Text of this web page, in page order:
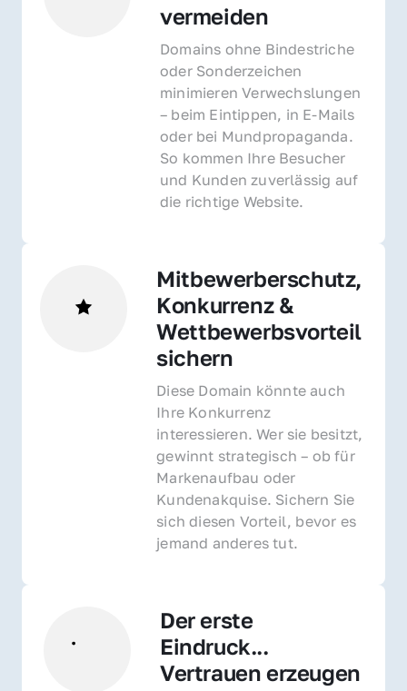
vermeiden
Domains ohne Bindestriche
oder Sonderzeichen
minimieren Verwechslungen
– beim Eintippen, in E-Mails
oder bei Mundpropaganda.
So kommen Ihre Besucher
und Kunden zuverlässig auf
die richtige Website.
Mitbewerberschutz,
Konkurrenz &
Wettbewerbsvorteil
sichern
Diese Domain könnte auch
Ihre Konkurrenz
interessieren. Wer sie besitzt,
gewinnt strategisch – ob für
Markenaufbau oder
Kundenakquise. Sichern Sie
sich diesen Vorteil, bevor es
jemand anderes tut.
Der erste
Eindruck...
Vertrauen erzeugen